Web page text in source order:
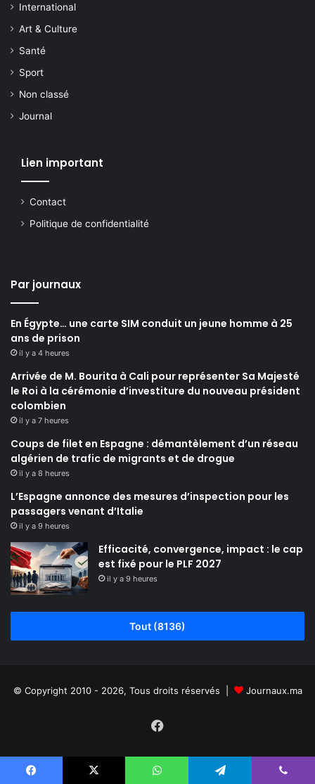
International
Art & Culture
Santé
Sport
Non classé
Journal
Lien important
Contact
Politique de confidentialité
Par journaux
En Égypte… une carte SIM conduit un jeune homme à 25
ans de prison
il y a 4 heures
Arrivée de M. Bourita à Cali pour représenter Sa Majesté
le Roi à la cérémonie d’investiture du nouveau président
colombien
il y a 7 heures
Coups de filet en Espagne : démantèlement d’un réseau
algérien de trafic de migrants et de drogue
il y a 8 heures
L’Espagne annonce des mesures d’inspection pour les
passagers venant d’Italie
il y a 9 heures
Efficacité, convergence, impact : le cap
est fixé pour le PLF 2027
il y a 9 heures
Tout (8136)
© Copyright 2010 - 2026, Tous droits réservés | Journaux.ma
Facebook